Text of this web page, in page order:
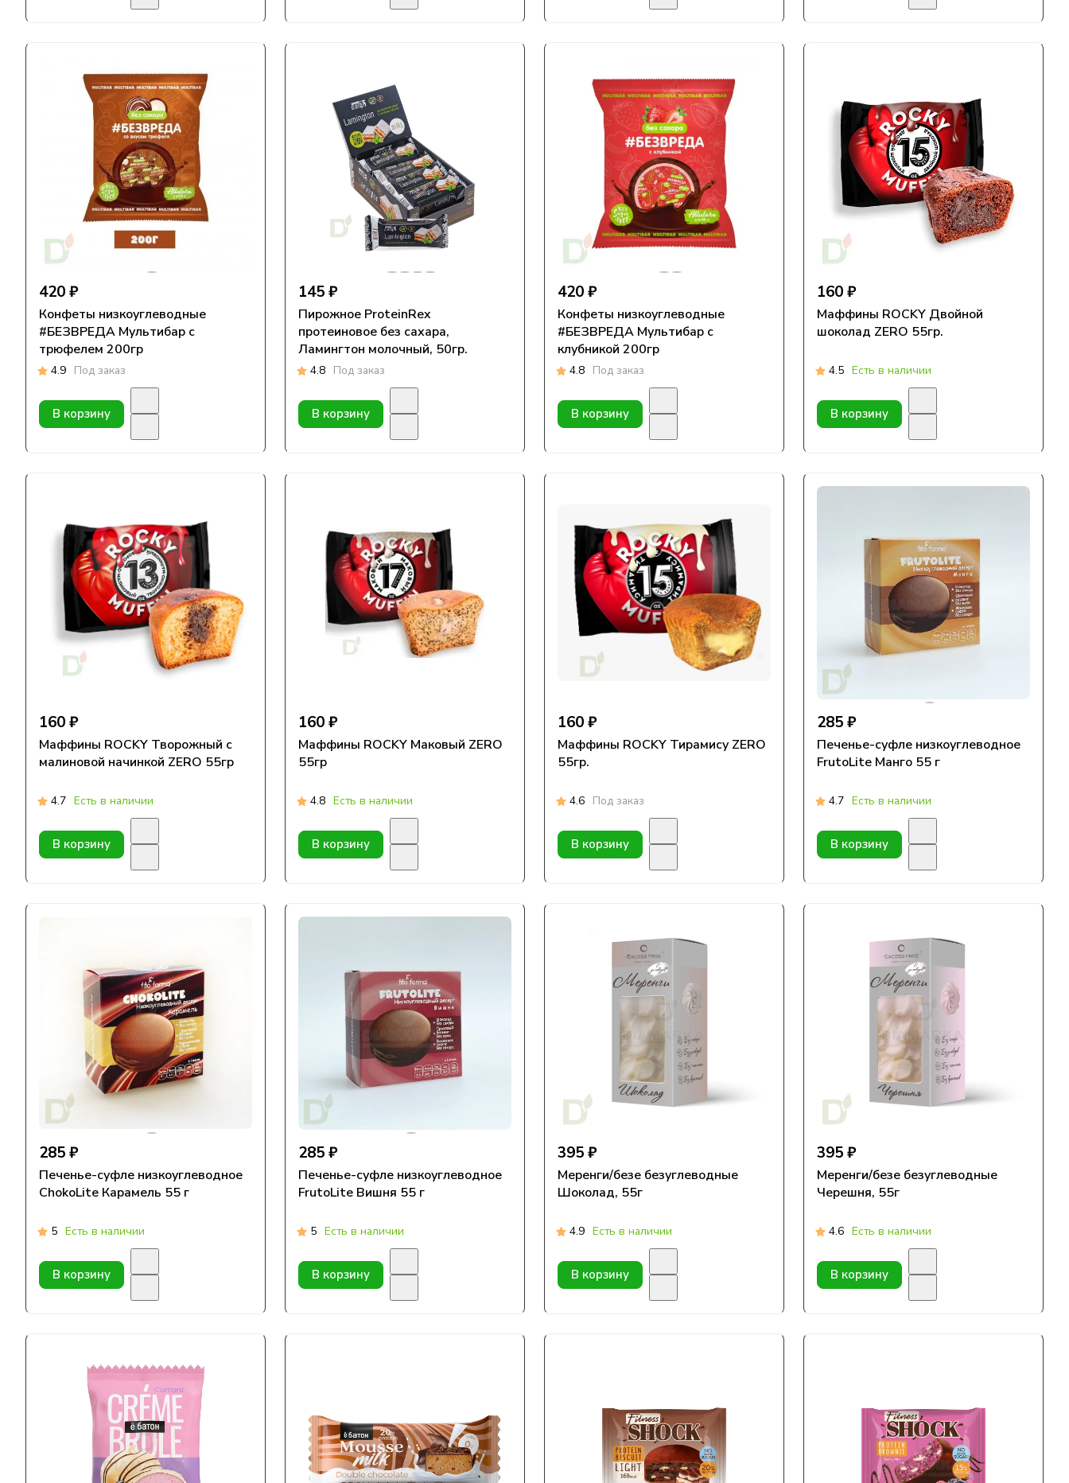
420 ₽
Конфеты низкоуглеводные
#БЕЗВРЕДА Мультибар с
трюфелем 200гр
4.9 Под заказ
В корзину
145 ₽
Пирожное ProteinRex
протеиновое без сахара,
Ламингтон молочный, 50гр.
4.8 Под заказ
В корзину
420 ₽
Конфеты низкоуглеводные
#БЕЗВРЕДА Мультибар с
клубникой 200гр
4.8 Под заказ
В корзину
160 ₽
Маффины ROCKY Двойной
шоколад ZERO 55гр.
4.5 Есть в наличии
В корзину
160 ₽
Маффины ROCKY Творожный с
малиновой начинкой ZERO 55гр
4.7 Есть в наличии
В корзину
160 ₽
Маффины ROCKY Маковый ZERO
55гр
4.8 Есть в наличии
В корзину
160 ₽
Маффины ROCKY Тирамису ZERO
55гр.
4.6 Под заказ
В корзину
285 ₽
Печенье-суфле низкоуглеводное
FrutoLite Манго 55 г
4.7 Есть в наличии
В корзину
285 ₽
Печенье-суфле низкоуглеводное
ChokoLite Карамель 55 г
5 Есть в наличии
В корзину
285 ₽
Печенье-суфле низкоуглеводное
FrutoLite Вишня 55 г
5 Есть в наличии
В корзину
395 ₽
Меренги/безе безуглеводные
Шоколад, 55г
4.9 Есть в наличии
В корзину
395 ₽
Меренги/безе безуглеводные
Черешня, 55г
4.6 Есть в наличии
В корзину